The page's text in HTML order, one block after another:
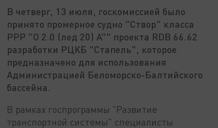
В четверг, 13 июля, госкомиссией было
принято промерное судно "Створ" класса
РРР "О 2.0 (лед 20) А"" проекта RDB 66.62
разработки РЦКБ "Стапель", которое
предназначено для использования
Администрацией Беломорско-Балтийского
бассейна.
В рамках госпрограммы "Развитие
транспортной системы" специалисты